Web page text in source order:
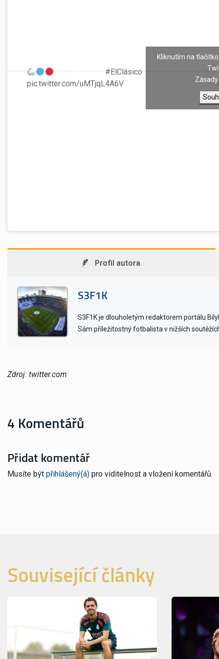
#ElClásico
pic.twitter.com/uMTjqL4A6V
Kliknutím na
Profil autora
S3F1K
S3F1K je dlouholetým redaktorem portálu
Sám příležitostný fotbalista v nižších
Zdroj: twitter.com
4 Komentářů
Přidat komentář
Musíte být přihlášený(á) pro viditelnost a vložení komentářů.
Související články